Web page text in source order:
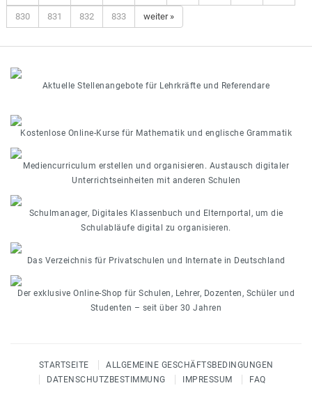
830 831 832 833 weiter »
Aktuelle Stellenangebote für Lehrkräfte und Referendare
Kostenlose Online-Kurse für Mathematik und englische Grammatik
Mediencurriculum erstellen und organisieren. Austausch digitaler
Unterrichtseinheiten mit anderen Schulen
Schulmanager, Digitales Klassenbuch und Elternportal, um die
Schulabläufe digital zu organisieren.
Das Verzeichnis für Privatschulen und Internate in Deutschland
Der exklusive Online-Shop für Schulen, Lehrer, Dozenten, Schüler und
Studenten – seit über 30 Jahren
STARTSEITE
ALLGEMEINE GESCHÄFTSBEDINGUNGEN
DATENSCHUTZBESTIMMUNG
IMPRESSUM FAQ